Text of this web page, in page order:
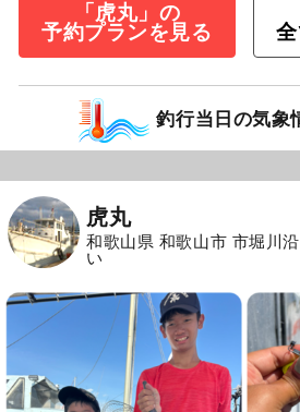
「虎丸」の
予約プランを見る
釣行当日の気象
虎丸
和歌山県 和歌山市 市堀川沿
い